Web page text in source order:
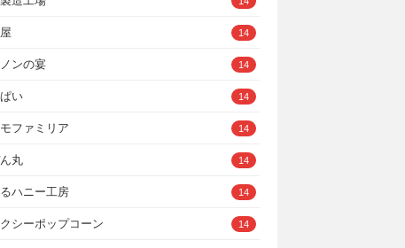
14
ンの宴 14
い 14
ファミリア 14
丸 14
ハニー工房 14
シーポップコーン 14